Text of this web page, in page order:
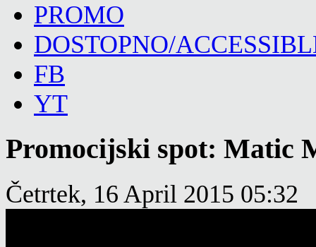
PROMO
DOSTOPNO/
FB
YT
Promocijski spot: Matic
Četrtek, 16 April 2015 05:32